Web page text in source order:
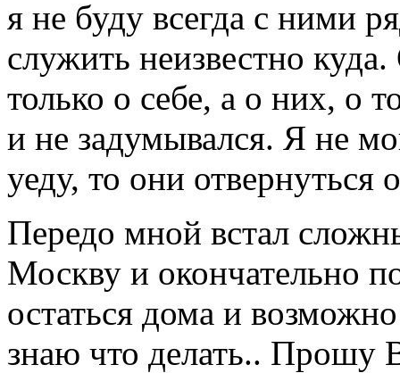
я не буду всегда с ними
служить неизвестно
только о себе, а о них, о
и не задумывался. Я не
уеду, то они отвернуться
Передо мной встал
Москву и окончательно
остаться дома и
знаю что делать.. Прошу